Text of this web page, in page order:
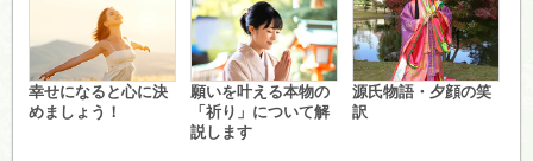
幸せになると心に決
めましょう！
願いを叶える本物の
「祈り」について解
説します
源氏物語・夕顔の笑
訳